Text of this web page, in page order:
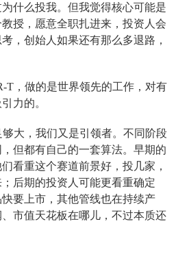
什么投我。但我觉得核心可能是
授，愿意全职扎进来，投资人会
，创始人如果还有那么多退路，
T，做的是世界领先的工作，对有
力的。
大，我们又是引领者。不同阶段
但都有自己的一套算法。早期的
看重这个赛道前景好，投几家，
后期的投资人可能更看重确定
要上市，其他管线也在持续产
市值天花板在哪儿，不过本质还